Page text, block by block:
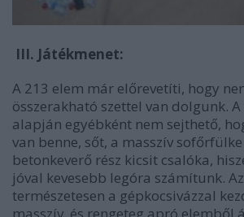
III. Játékmenet:
A 213 elem már előrevetíti, hogy
összerakható szettel van dolgunk.
alapján egyébként nem sejthető,
van benne, sőt, a masszív sofőrfülke
betonkeverő rész kicsit csalóka,
jóval kevesebb legóra számítunk.
természetesen a gépkocsivázzal
masszív, és rengeteg apró elemből